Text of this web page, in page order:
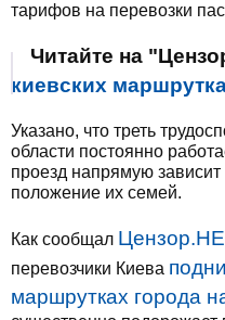
тарифов на перевозки
Читайте на
киевских
Указано, что треть
области постоянно
проезд напрямую
положение их семей.
Как сообщал
перевозчики Киева
маршрутках города